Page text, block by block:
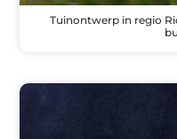
Tuinontwerp in regio